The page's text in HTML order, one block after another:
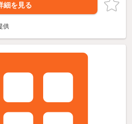
細を見る
供